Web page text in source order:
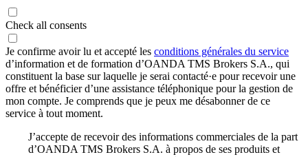
Check all consents
Je confirme avoir lu et accepté les conditions générales du service
d’information et de formation d’OANDA TMS Brokers S.A., qui
constituent la base sur laquelle je serai contacté·e pour recevoir une
offre et bénéficier d’une assistance téléphonique pour la gestion de
mon compte. Je comprends que je peux me désabonner de ce
service à tout moment.
J’accepte de recevoir des informations commerciales de la part
d’OANDA TMS Brokers S.A. à propos de ses produits et